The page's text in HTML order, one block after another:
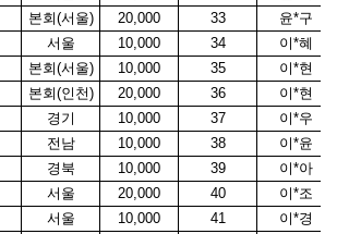
본회(서울) 20,000 33
윤*구
서울 10,000 34
이*혜
본회(서울) 10,000 35
이*현
본회(인천) 20,000 36
이*현
경기 10,000 37
이*우
전남 10,000 38
이*윤
경북 10,000 39
이*아
서울 20,000 40
이*조
서울 10,000 41
이*경